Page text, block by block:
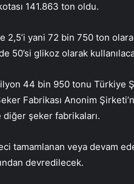
141.863 ton oldu.
2,5’i yani 72 bin 750 ton
50’si glikoz olarak
44 bin 950 tonu Türkiye
Fabrikası Anonim
diğer şeker fabrikaları.
tamamlanan veya devam
devredilecek.